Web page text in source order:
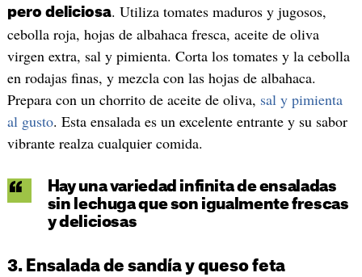
pero deliciosa. Utiliza tomates maduros y jugosos,
cebolla roja, hojas de albahaca fresca, aceite de oliva
virgen extra, sal y pimienta. Corta los tomates y la cebolla
en rodajas finas, y mezcla con las hojas de albahaca.
Prepara con un chorrito de aceite de oliva, sal y pimienta
al gusto. Esta ensalada es un excelente entrante y su sabor
vibrante realza cualquier comida.
Hay una variedad infinita de ensaladas
sin lechuga que son igualmente frescas
y deliciosas
3. Ensalada de sandía y queso feta